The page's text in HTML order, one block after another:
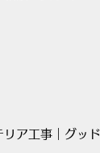
ア工事｜グッ